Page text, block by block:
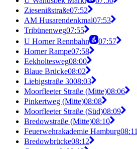
Ziesenißstraße07:52
AM Husarendenkmal07:53
Tribünenweg07:55
U Horner Rennbahn
07:57
Horner Rampe07:58
Eekholtesweg08:00
Blaue Brücke08:02
Liebigstraße 3008:03
Moorfleeter Straße (Mitte)08:06
Pinkertweg (Mitte)08:08
Moorfleeter Straße (Süd)08:09
Bredowstraße (Mitte)08:10
Feuerwehrakademie Hamburg08:11
Bredowbrücke08:12